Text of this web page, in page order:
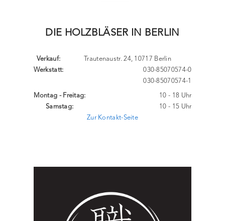
DIE HOLZBLÄSER IN BERLIN
Trautenaustr. 24, 10717 Berlin
Verkauf:
Werkstatt:
030-85070574-0
030-85070574-1
Montag - Freitag:
Samstag:
10 - 18 Uhr
10 - 15 Uhr
Zur Kontakt-Seite